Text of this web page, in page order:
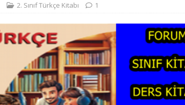
2. Sınıf Türkçe Kitabı 1